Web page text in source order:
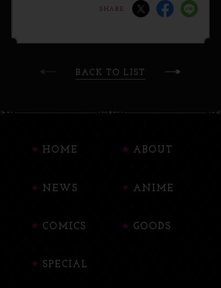
SHARE
BACK TO LIST
HOME ABOUT
NEWS ANIME
COMICS GOODS
SPECIAL